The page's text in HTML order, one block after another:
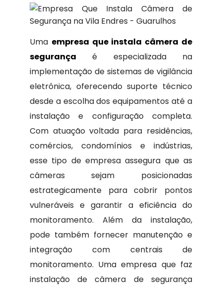
Uma empresa que instala câmera de
segurança é especializada na
implementação de sistemas de vigilância
eletrônica, oferecendo suporte técnico
desde a escolha dos equipamentos até a
instalação e configuração completa.
Com atuação voltada para residências,
comércios, condomínios e indústrias,
esse tipo de empresa assegura que as
câmeras sejam posicionadas
estrategicamente para cobrir pontos
vulneráveis e garantir a eficiência do
monitoramento. Além da instalação,
pode também fornecer manutenção e
integração com centrais de
monitoramento. Uma empresa que faz
instalação de câmera de segurança